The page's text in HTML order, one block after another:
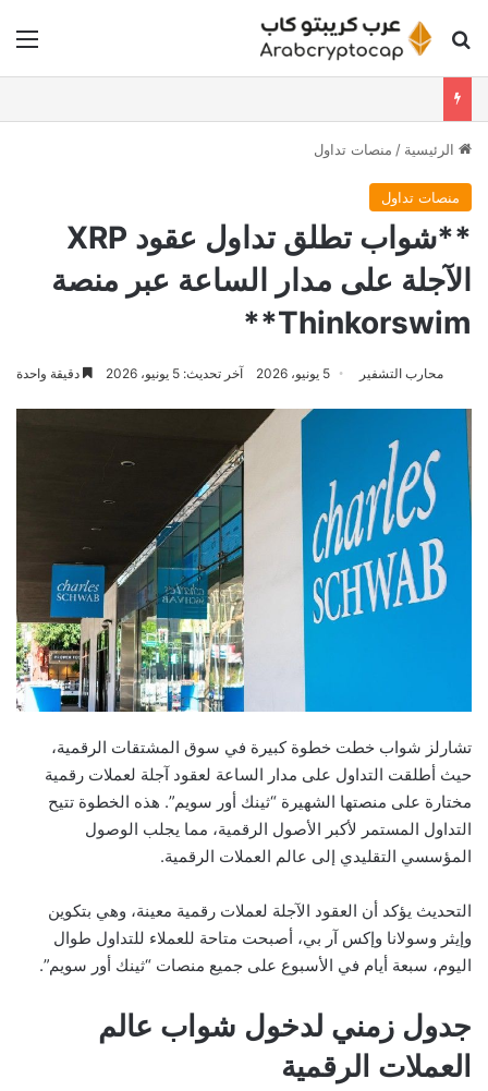
بحث عن
الرئيسية / منصات تداول
منصات تداول
**شواب تطلق تداول عقود XRP
الآجلة على مدار الساعة عبر منصة
Thinkorswim**
محارب التشفير 5 يونيو، 2026 آخر تحديث: 5 يونيو، 2026 دقيقة واحدة
تشارلز شواب خطت خطوة كبيرة في سوق المشتقات الرقمية،
حيث أطلقت التداول على مدار الساعة لعقود آجلة لعملات رقمية
مختارة على منصتها الشهيرة “ثينك أور سويم”. هذه الخطوة تتيح
التداول المستمر لأكبر الأصول الرقمية، مما يجلب الوصول
المؤسسي التقليدي إلى عالم العملات الرقمية.
التحديث يؤكد أن العقود الآجلة لعملات رقمية معينة، وهي بتكوين
وإيثر وسولانا وإكس آر بي، أصبحت متاحة للعملاء للتداول طوال
اليوم، سبعة أيام في الأسبوع على جميع منصات “ثينك أور سويم”.
جدول زمني لدخول شواب عالم
العملات الرقمية